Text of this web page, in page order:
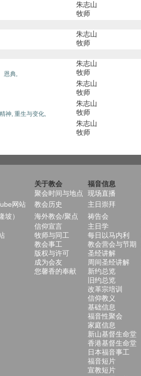
朱志山
牧师
朱志山
牧师
恩典,
朱志山
牧师
朱志山
牧师
神, 重生与变化,
朱志山
牧师
朱志山
牧师
关于教会 福音信息
聚会时间与地点 现场直播
网站 教会历史 主日崇拜
坡） 海外教会/聚点 祷告会
信仰宣言 主日学
牧师与同工 每日以马内利
教会事工 教会营会与节期
版权与许可 圣经讲解
成为会友 周间圣经讲解
您馨香的奉献 新约总览
旧约总览
改革宗培训
信仰教义
基础信息
福音性聚会
家庭信息
新山基督生命堂
香港基督生命堂
日本福音事工
福音短片
宣教短片